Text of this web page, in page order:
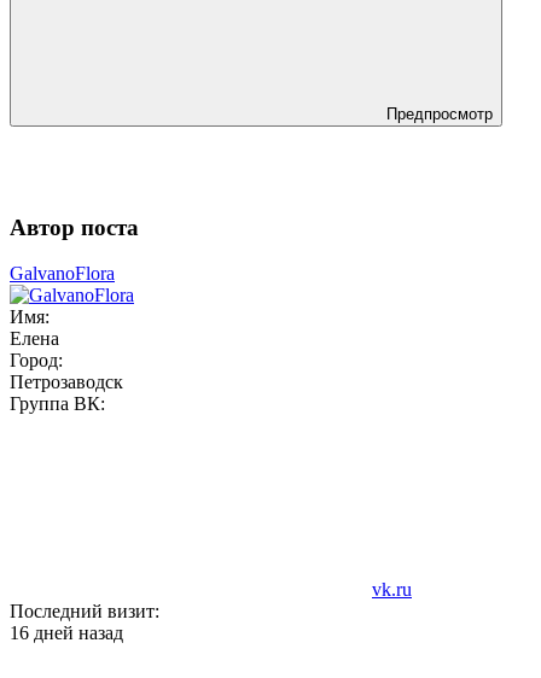
Предпросмотр
Автор поста
GalvanoFlora
Имя:
Елена
Город:
Петрозаводск
Группа ВК:
vk.ru
Последний визит:
16 дней назад